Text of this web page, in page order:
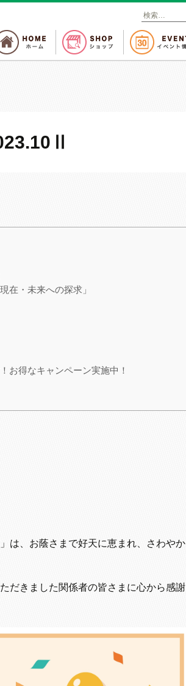
検
:
在・未来への探求」
お得なキャンペーン実施中！
は、お蔭さまで好天に恵まれ、さわやか
だきました関係者の皆さまに心から感謝